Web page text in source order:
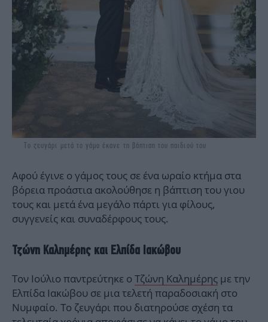
Το ζευγάρι μετά το γάμο έκανε τη βάπτιση του παιδιού του
Αφού έγινε ο γάμος τους σε ένα ωραίο κτήμα στα
βόρεια προάστια ακολούθησε η βάπτιση του γιου
τους και μετά ένα μεγάλο πάρτι για φίλους,
συγγενείς και συναδέρφους τους.
Τζώνη Καλημέρης και Ελπίδα Ιακώβου
Τον Ιούλιο παντρεύτηκε ο Τζώνη Καλημέρης με την
Ελπίδα Ιακώβου σε μια τελετή παραδοσιακή στο
Νυμφαίο. Το ζευγάρι που διατηρούσε σχέση τα